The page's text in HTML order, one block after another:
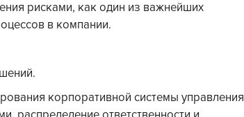
рисками, как один из важнейших
в компании.
корпоративной системы управления